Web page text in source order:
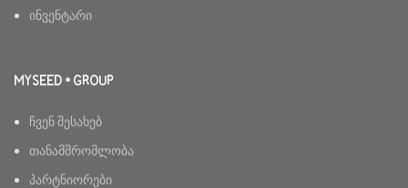
ინვენტარი
MYSEED • GROUP
ჩვენ შესახებ
თანამშრომლობა
პარტნიორები